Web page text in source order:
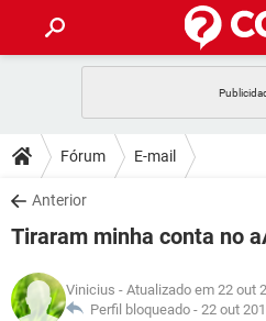
CELULAR
OUTLOOK
INSTAGRAM
GUIA DE COMPRAS
DICAS
JOGOS
INSTAGRAM
DOWNLOADS
JOGOS
CELULAR
OUTLOOK
JOGOS
GLOSSÁRIO
Fórum E-mail
Anterior
Tiraram minha conta no
Vinicius - Atualizado em 22 out
Perfil bloqueado - 22 out